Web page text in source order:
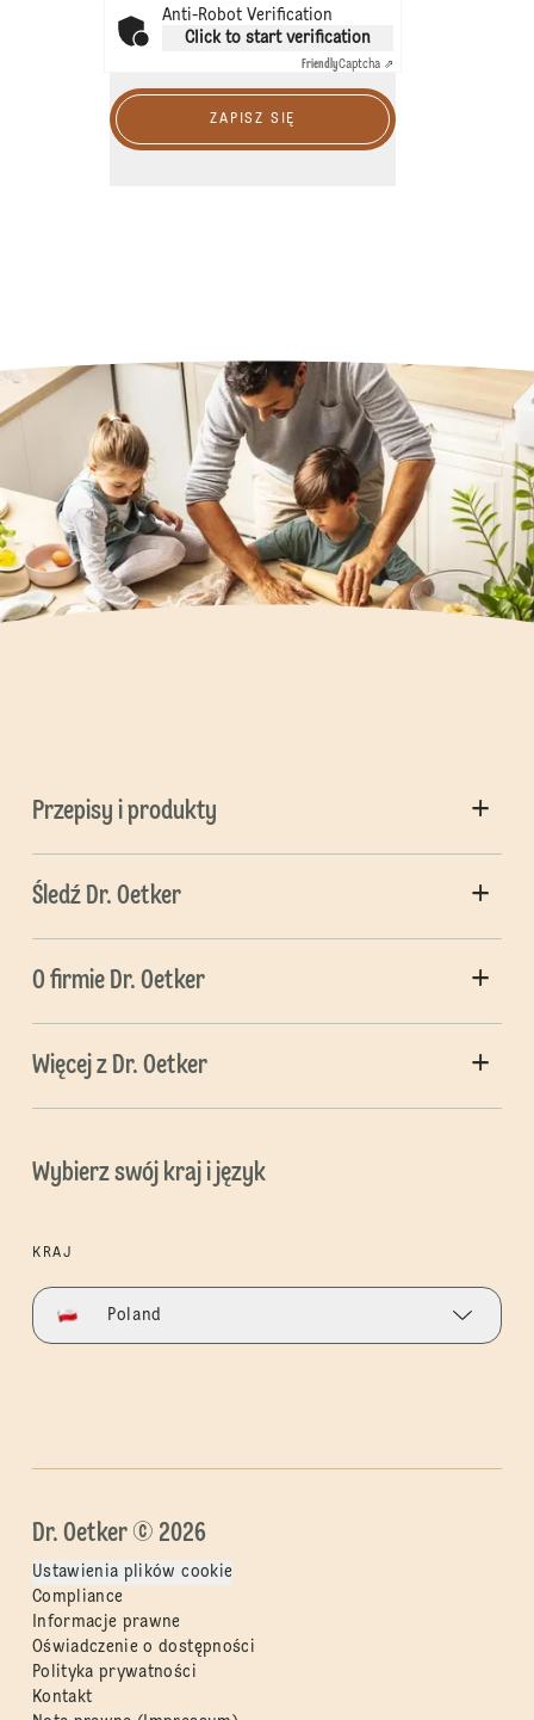
Anti-Robot Verification
Click to start verification
FriendlyCaptcha ⇗
ZAPISZ SIĘ
Przepisy i produkty
Śledź Dr. Oetker
O firmie Dr. Oetker
Więcej z Dr. Oetker
Wybierz swój kraj i język
KRAJ
Poland
Dr. Oetker © 2026
Ustawienia plików cookie
Compliance
Informacje prawne
Oświadczenie o dostępności
Polityka prywatności
Kontakt